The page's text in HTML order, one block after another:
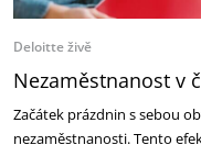
Deloitte živě
Nezaměstnanost v
Začátek prázdnin s sebou
nezaměstnanosti. Tento